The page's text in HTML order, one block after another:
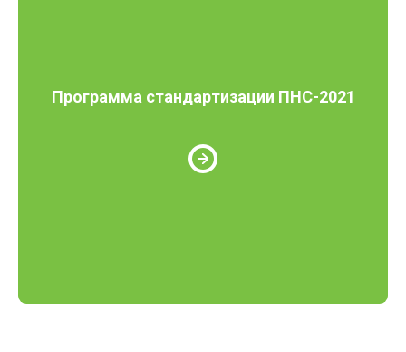
Программа стандартизации ПНС-2021